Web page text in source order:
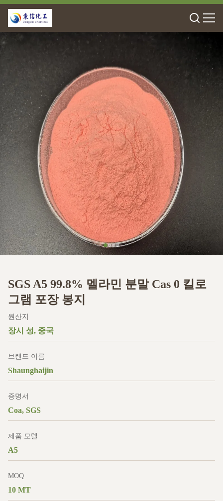
SGS A5 99.8% 멜라민 분말 Cas 0 킬로
그램 포장 봉지
원산지
장시 성, 중국
브랜드 이름
Shaunghaijin
증명서
Coa, SGS
제품 모델
A5
MOQ
10 MT